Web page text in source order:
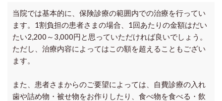
当院では基本的に、保険診療の範囲内での治療を行ってい
ます。1割負担の患者さまの場合、1回あたりの金額はだい
たい2,200～3,000円と思っていただければ良いでしょう。
ただし、治療内容によってはこの額を超えることもござい
ます。
また、患者さまからのご要望によっては、自費診療の入れ
歯や詰め物・被せ物をお作りしたり、食べ物を食べる・飲